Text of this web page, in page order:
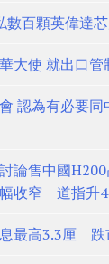
數百顆英偉達
大使 就出口管
認為有必要同
論售中國
收窄 道指升
最高3.3厘 跌